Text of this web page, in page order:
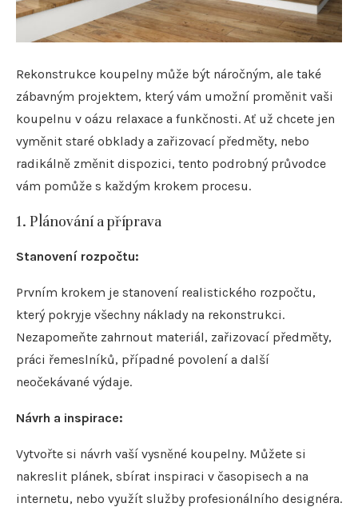
Rekonstrukce koupelny může být náročným, ale také
zábavným projektem, který vám umožní proměnit vaši
koupelnu v oázu relaxace a funkčnosti. Ať už chcete jen
vyměnit staré obklady a zařizovací předměty, nebo
radikálně změnit dispozici, tento podrobný průvodce
vám pomůže s každým krokem procesu.
1. Plánování a příprava
Stanovení rozpočtu:
Prvním krokem je stanovení realistického rozpočtu,
který pokryje všechny náklady na rekonstrukci.
Nezapomeňte zahrnout materiál, zařizovací předměty,
práci řemeslníků, případné povolení a další
neočekávané výdaje.
Návrh a inspirace:
Vytvořte si návrh vaší vysněné koupelny. Můžete si
nakreslit plánek, sbírat inspiraci v časopisech a na
internetu, nebo využít služby profesionálního designéra.